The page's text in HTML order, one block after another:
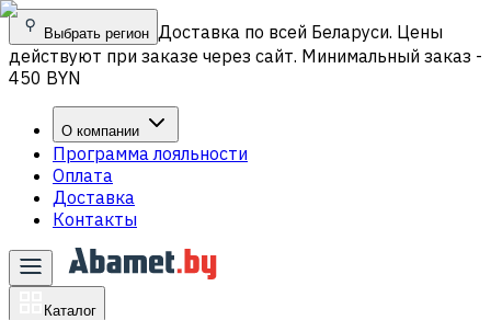
Выбрать регион Доставка по всей Беларуси. Цены
действуют при заказе через сайт. Минимальный заказ -
450 BYN
О компании
Программа лояльности
Оплата
Доставка
Контакты
Каталог